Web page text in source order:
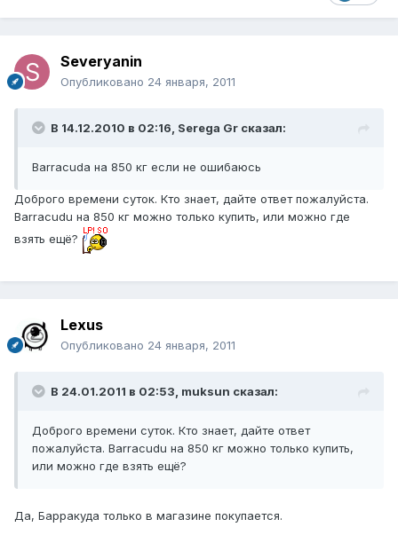
Severyanin
Опубликовано 24 января, 2011
В 14.12.2010 в 02:16, Serega Gr сказал:
Barracuda на 850 кг если не ошибаюсь
Доброго времени суток. Кто знает, дайте ответ пожалуйста.
Barracudu на 850 кг можно только купить, или можно где
взять ещё?
Lexus
Опубликовано 24 января, 2011
В 24.01.2011 в 02:53, muksun сказал:
Доброго времени суток. Кто знает, дайте ответ
пожалуйста. Barracudu на 850 кг можно только купить,
или можно где взять ещё?
Да, Барракуда только в магазине покупается.